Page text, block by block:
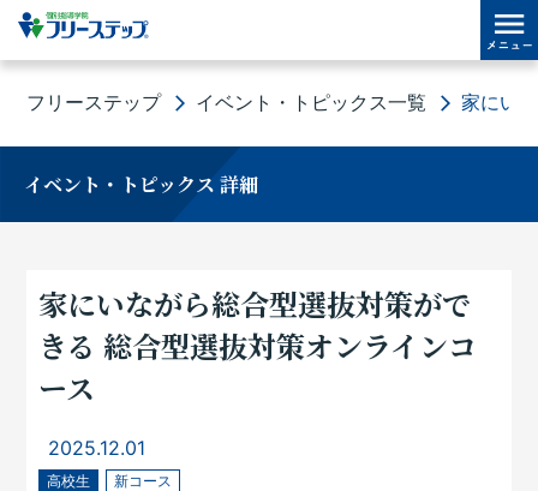
フリーステップ イベント・トピックス一覧 家にい
イベント・トピックス 詳細
家にいながら総合型選抜対策がで
きる 総合型選抜対策オンラインコ
ース
2025.12.01
高校生 新コース